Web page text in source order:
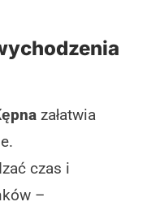
załatwia
czas i
–